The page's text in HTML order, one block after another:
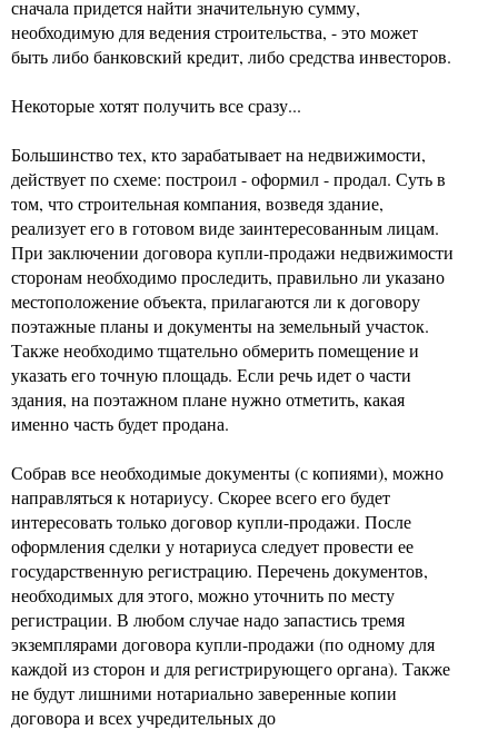
сначала придется найти значительную сумму,
необходимую для ведения строительства, - это может
быть либо банковский кредит, либо средства инвесторов.
Некоторые хотят получить все сразу...
Большинство тех, кто зарабатывает на недвижимости,
действует по схеме: построил - оформил - продал. Суть в
том, что строительная компания, возведя здание,
реализует его в готовом виде заинтересованным лицам.
При заключении договора купли-продажи недвижимости
сторонам необходимо проследить, правильно ли указано
местоположение объекта, прилагаются ли к договору
поэтажные планы и документы на земельный участок.
Также необходимо тщательно обмерить помещение и
указать его точную площадь. Если речь идет о части
здания, на поэтажном плане нужно отметить, какая
именно часть будет продана.
Собрав все необходимые документы (с копиями), можно
направляться к нотариусу. Скорее всего его будет
интересовать только договор купли-продажи. После
оформления сделки у нотариуса следует провести ее
государственную регистрацию. Перечень документов,
необходимых для этого, можно уточнить по месту
регистрации. В любом случае надо запастись тремя
экземплярами договора купли-продажи (по одному для
каждой из сторон и для регистрирующего органа). Также
не будут лишними нотариально заверенные копии
договора и всех учредительных до